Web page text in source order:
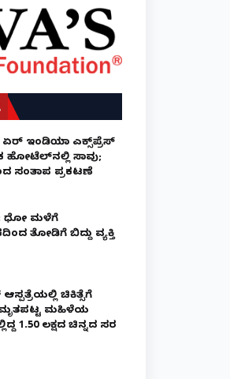
ಏರ್ ಇಂಡಿಯಾ ಎಕ್ಸ್‌ಪ್ರೆಸ್
ಹೋಟೆಲ್‌ನಲ್ಲಿ ಸಾವು;
ಸಂತಾಪ ಪ್ರಕಟಣೆ
ಧೋ ಮಳೆಗೆ
ತೋಡಿಗೆ ಬಿದ್ದು ವ್ಯಕ್ತಿ
ಚಿಕಿತ್ಸೆಗೆ
ಮಹಿಳೆಯ
₹1.50 ಲಕ್ಷದ ಚಿನ್ನದ ಸರ